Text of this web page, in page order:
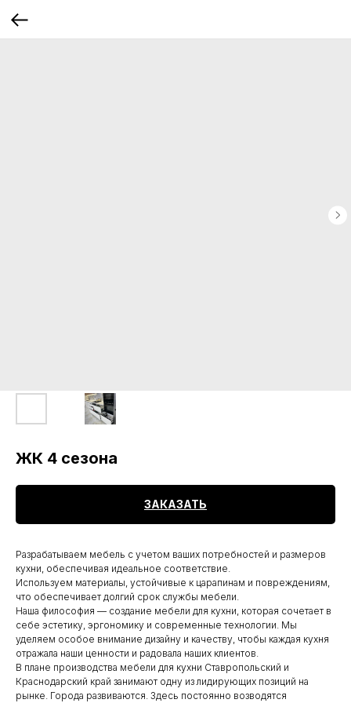
ЖК 4 сезона
ЗАКАЗАТЬ
Разрабатываем мебель с учетом ваших потребностей и размеров
кухни, обеспечивая идеальное соответствие.
Используем материалы, устойчивые к царапинам и повреждениям,
что обеспечивает долгий срок службы мебели.
Наша философия — создание мебели для кухни, которая сочетает в
себе эстетику, эргономику и современные технологии. Мы
уделяем особое внимание дизайну и качеству, чтобы каждая кухня
отражала наши ценности и радовала наших клиентов.
В плане производства мебели для кухни Ставропольский и
Краснодарский край занимают одну из лидирующих позиций на
рынке. Города развиваются. Здесь постоянно возводятся